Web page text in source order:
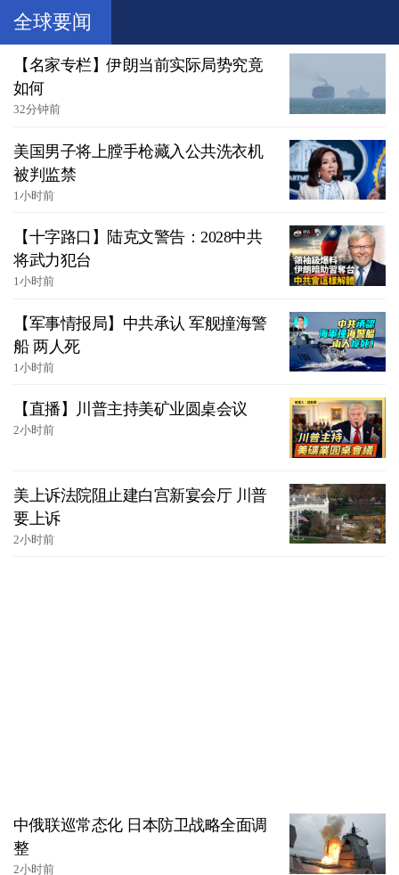
全球要闻
【名家专栏】伊朗当前实际局势究竟
如何
32分钟前
美国男子将上膛手枪藏入公共洗衣机
被判监禁
1小时前
【十字路口】陆克文警告：2028中共
将武力犯台
1小时前
【军事情报局】中共承认 军舰撞海警
船 两人死
1小时前
【直播】川普主持美矿业圆桌会议
2小时前
美上诉法院阻止建白宫新宴会厅 川普
要上诉
2小时前
中俄联巡常态化 日本防卫战略全面调
整
2小时前